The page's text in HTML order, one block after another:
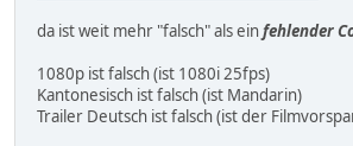
da ist weit mehr "falsch" als einfehlender
1080p ist falsch (ist 1080i 25fps)
Kantonesisch ist falsch (ist Mandarin)
Trailer Deutsch ist falsch (ist der